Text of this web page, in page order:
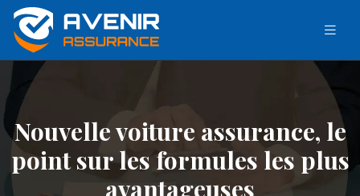
Nouvelle voiture assurance, le
point sur les formules les plus
avantageuses